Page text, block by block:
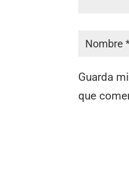
Guarda
que